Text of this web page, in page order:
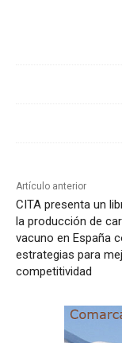
Artículo anterior
CITA presenta un
la producción de
vacuno en España
estrategias para
competitividad